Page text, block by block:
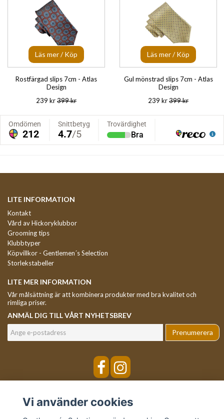
Läs mer / Köp
Rostfärgad slips 7cm - Atlas
Design
239 kr399 kr
Läs mer / Köp
Gul mönstrad slips 7cm - Atlas
Design
239 kr399 kr
LITE INFORMATION
Kontakt
Vård av Hickoryklubbor
Grooming tips
Klubbtyper
Köpvillkor - Gentlemen´s Selection
Storlekstabeller
LITE MER INFORMATION
Vår målsättning är att kombinera produkter med bra kvalitet och
rimliga priser.
ANMÄL DIG TILL VÅRT NYHETSBREV
Prenumerera
Vi använder cookies